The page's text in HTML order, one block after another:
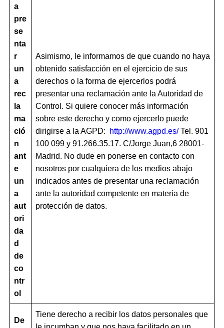
a
pre
se
nta
r
un
a
rec
la
ma
ció
n
ant
e
un
a
aut
ori
da
d
de
co
ntr
ol
Asimismo, le informamos de que cuando no haya
obtenido satisfacción en el ejercicio de sus
derechos o la forma de ejercerlos podrá
presentar una reclamación ante la Autoridad de
Control. Si quiere conocer más información
sobre este derecho y como ejercerlo puede
dirigirse a la AGPD:
http://www.agpd.es/Tel. 901
100 099 y 91.266.35.17. C/Jorge Juan,6 28001-
Madrid. No dude en ponerse en contacto con
nosotros por cualquiera de los medios abajo
indicados antes de presentar una reclamación
ante la autoridad competente en materia de
protección de datos.
De
Tiene derecho a recibir los datos personales que